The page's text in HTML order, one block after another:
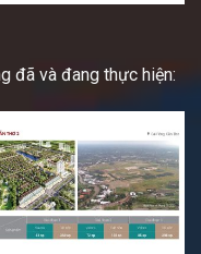
đã và đang thực hiện: